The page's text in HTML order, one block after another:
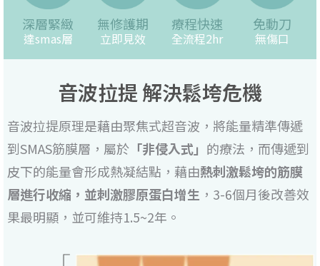
深層緊緻
達smas層
無修護期
立即見效
療程快速
全流程2hr
免動刀
無傷口
音波拉提 解決鬆垮危機
音波拉提原理是藉由聚焦式超音波，將能量精準傳遞
到SMAS筋膜層，屬於 「非侵入式」 的療法，而傳遞到
皮下的能量會形成熱凝結點，藉由熱刺激鬆垮的筋膜
層進行收縮，並刺激膠原蛋白增生 ，3-6個月後改善效
果最明顯，並可維持1.5~2年。